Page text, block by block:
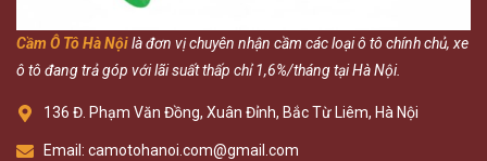
Cầm Ô Tô Hà Nộilà đơn vị chuyên nhận cầm các loại ô tô chính chủ, xe
ô tô đang trả góp với lãi suất thấp chỉ 1,6%/tháng tại Hà Nội.
136 Đ. Phạm Văn Đồng, Xuân Đỉnh, Bắc Từ Liêm, Hà Nội
Email: camotohanoi.com@gmail.com